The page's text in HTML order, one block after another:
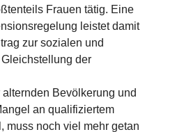
Frauen tätig. Eine
leistet damit
zur sozialen und
der
Bevölkerung und
an qualifiziertem
muss noch viel mehr getan